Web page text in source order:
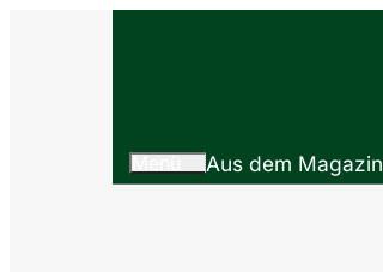
Aus dem Magazin